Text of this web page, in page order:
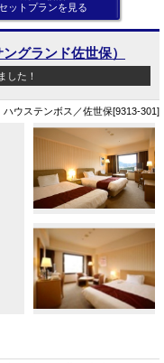
ットプランを見る
グランド佐世保）
した！
ウステンボス／佐世保[9313-301]